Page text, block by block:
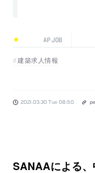
AP JOB
建築求人情報
2021.03.30 Tue 08:50
SANAAによる